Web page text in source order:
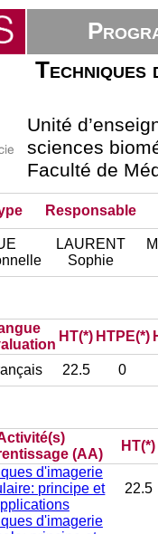
Techniques
Unité
sciences
Faculté de
Responsable
LAURENT
Sophie
HT(*) HTPE(*)
22.5 0
(AA)
HT(*)
d'imagerie
principe et
22.5
d'imagerie